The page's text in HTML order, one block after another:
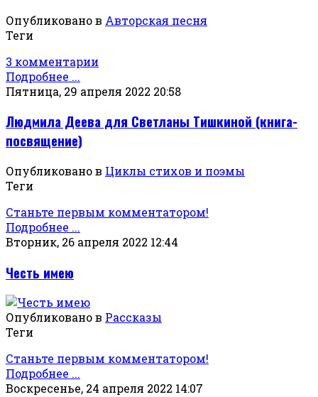
Опубликовано в Авторская песня
Теги
3 комментарии
Подробнее ...
Пятница, 29 апреля 2022 20:58
Людмила Деева для Светланы Тишкиной (книга-
посвящение)
Опубликовано в Циклы стихов и поэмы
Теги
Станьте первым комментатором!
Подробнее ...
Вторник, 26 апреля 2022 12:44
Честь имею
Опубликовано в Рассказы
Теги
Станьте первым комментатором!
Подробнее ...
Воскресенье, 24 апреля 2022 14:07